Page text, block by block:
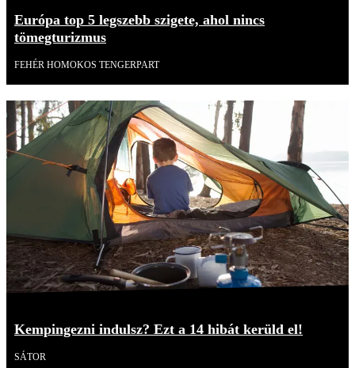
Európa top 5 legszebb szigete, ahol nincs
tömegturizmus
FEHÉR HOMOKOS TENGERPART
Kempingezni indulsz? Ezt a 14 hibát kerüld el!
SÁTOR